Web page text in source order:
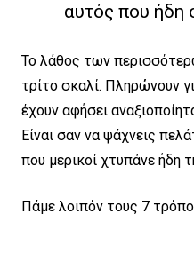
αυτός που ήδη
Το λάθος των
τρίτο σκαλί. Πληρώνουν
έχουν αφήσει
Είναι σαν να ψάχνεις
που μερικοί χτυπάνε ήδη
Πάμε λοιπόν τους 7